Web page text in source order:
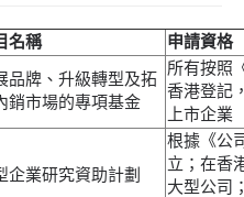
名稱 申請資格
品牌、升級轉型及拓
銷市場的專項基金
所有按照
香港登記
上市企業
企業研究資助計劃
根據《公
立；在香
大型公司